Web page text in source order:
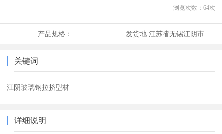
浏览次数： 64次
产品规格： 发货地:江苏省无锡江阴市
关键词
江阴玻璃钢拉挤型材
详细说明